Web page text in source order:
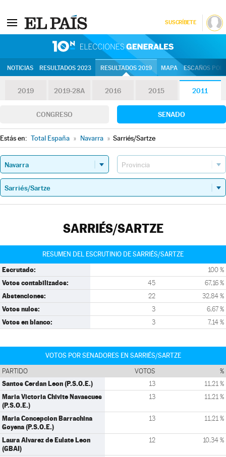
SUSCRÍBETE
NOTICIAS RESULTADOS 2023 RESULTADOS 2019 MAPA ESCAÑOS
2019 2019-28A 2016 2015 2011
CONGRESO SENADO
Estás en: Total España » Navarra » Sarriés/Sartze
SARRIÉS/SARTZE
RESUMEN DEL ESCRUTINIO DE SARRIÉS/SARTZE
Escrutado: 100 %
Votos contabilizados: 45 67,16 %
Abstenciones: 22 32,84 %
Votos nulos: 3 6,67 %
Votos en blanco: 3 7,14 %
VOTOS POR SENADORES EN SARRIÉS/SARTZE
PARTIDO VOTOS %
Santos Cerdan Leon (P.S.O.E.) 13 11,21 %
Maria Victoria Chivite Navascues
(P.S.O.E.)
13 11,21 %
Maria Concepcion Barrachina
Goyena (P.S.O.E.)
13 11,21 %
Laura Alvarez de Eulate Leon
(GBAI)
12 10,34 %